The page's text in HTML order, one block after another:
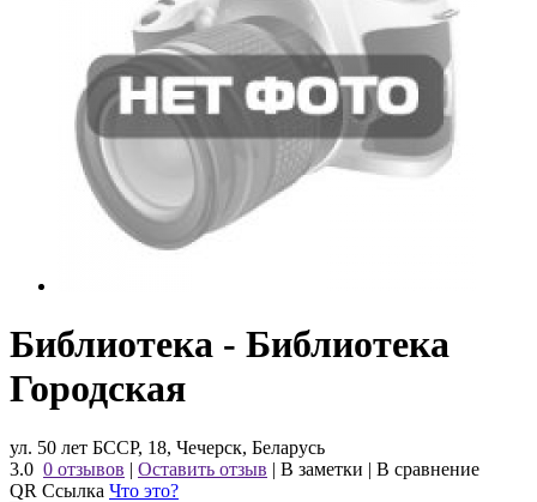
Библиотека - Библиотека
Городская
ул. 50 лет БССР, 18, Чечерск, Беларусь
3.0 0 отзывов | Оставить отзыв | В заметки | В сравнение
QR Ссылка Что это?